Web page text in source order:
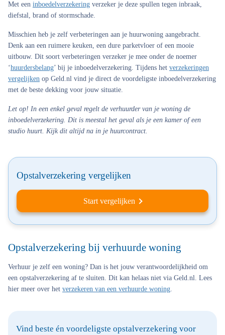
Met een inboedelverzekering verzeker je deze spullen tegen inbraak,
diefstal, brand of stormschade.
Misschien heb je zelf verbeteringen aan je huurwoning aangebracht.
Denk aan een ruimere keuken, een dure parketvloer of een mooie
uitbouw. Dit soort verbeteringen verzeker je mee onder de noemer
‘huurdersbelang’ bij je inboedelverzekering. Tijdens het verzekeringen
vergelijken op Geld.nl vind je direct de voordeligste inboedelverzekering
met de beste dekking voor jouw situatie.
Let op! In een enkel geval regelt de verhuurder van je woning de
inboedelverzekering. Dit is meestal het geval als je een kamer of een
studio huurt. Kijk dit altijd na in je huurcontract.
Opstalverzekering vergelijken
Start vergelijken
Opstalverzekering bij verhuurde woning
Verhuur je zelf een woning? Dan is het jouw verantwoordelijkheid om
een opstalverzekering af te sluiten. Dit kan helaas niet via Geld.nl. Lees
hier meer over het verzekeren van een verhuurde woning.
Vind beste én voordeligste opstalverzekering voor